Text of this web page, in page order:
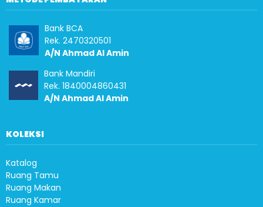
Bank BCA
Rek. 2470320501
A/N Ahmad Al Amin
Bank Mandiri
Rek. 1840004860431
A/N Ahmad Al Amin
KOLEKSI
Katalog
Ruang Tamu
Ruang Makan
Ruang Kamar